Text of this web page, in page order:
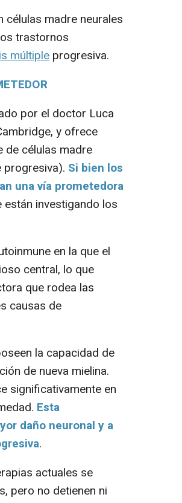
células madre neurales
trastornos
múltiple progresiva.
por el doctor Luca
y ofrece
de células madre
progresiva). Si bien los
una vía prometedora
investigando los
en la que el
central, lo que
que rodea las
causas de
la capacidad de
de nueva mielina.
significativamente en
Esta
daño neuronal y a
.
actuales se
pero no detienen ni